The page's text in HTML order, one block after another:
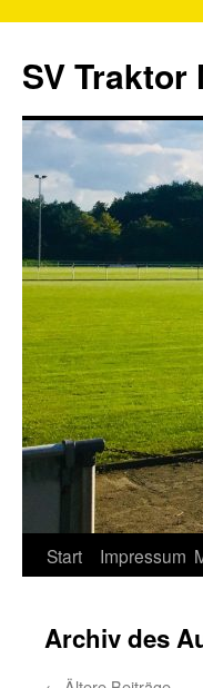
SV Traktor
Springe
Inhalt
Start Impressum
Archiv des